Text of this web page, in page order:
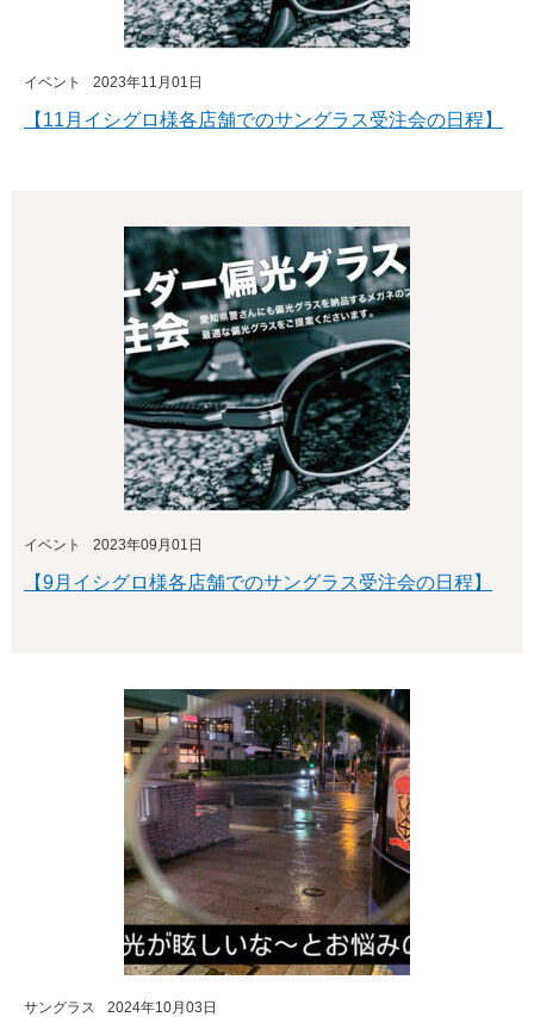
イベント 2023年11月01日
【11月イシグロ様各店舗でのサングラス受注会の日程】
イベント 2023年09月01日
【9月イシグロ様各店舗でのサングラス受注会の日程】
サングラス 2024年10月03日